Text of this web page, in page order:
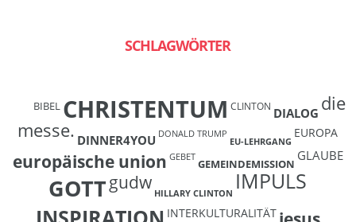
SCHLAGWÖRTER
BIBEL CHRISTENTUM CLINTON DIALOG die
messe. DINNER4YOU DONALD TRUMP
EU-LEHRGANG
EUROPA
europäische union GEBET GEMEINDEMISSION
GLAUBE
GOTTgudw HILLARY CLINTON IMPULS
INTERKULTURALITÄT